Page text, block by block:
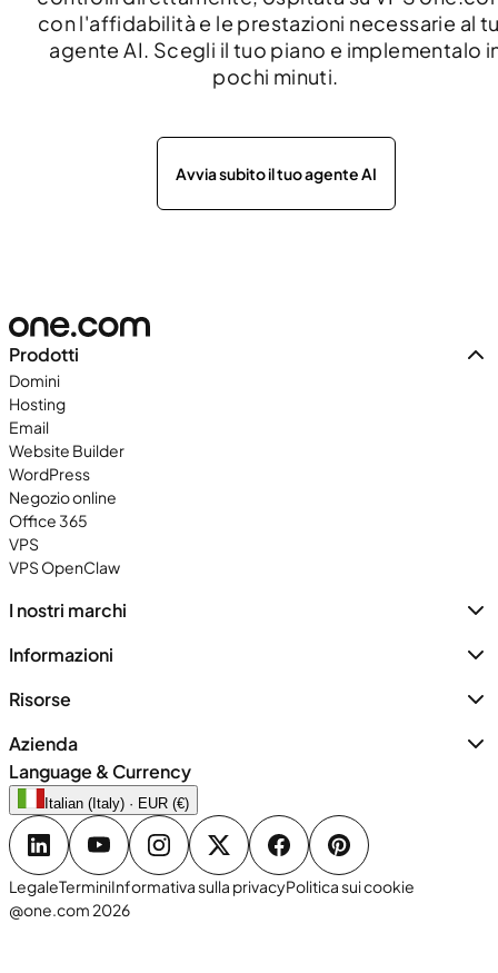
con l'affidabilità e le prestazioni necessarie al
agente AI. Scegli il tuo piano e implementalo
pochi minuti.
Avvia subito il tuo agente AI
Prodotti
Domini
Hosting
Email
Website Builder
WordPress
Negozio online
Office 365
VPS
VPS OpenClaw
I nostri marchi
Informazioni
Risorse
Azienda
Language & Currency
Italian (Italy) · EUR (€)
LegaleTerminiInformativa sulla privacyPolitica sui cookie
@one.com 2026